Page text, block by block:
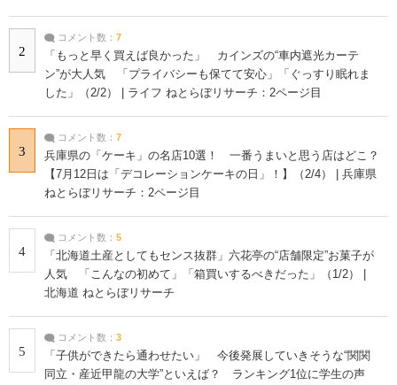
2
コメント数： 7
「もっと早く買えば良かった」 カインズの“車内遮光カーテ
ン”が大人気 「プライバシーも保てて安心」「ぐっすり眠れま
した」（2/2） | ライフ ねとらぼリサーチ：2ページ目
3
コメント数： 7
兵庫県の「ケーキ」の名店10選！ 一番うまいと思う店はどこ？
【7月12日は「デコレーションケーキの日」！】（2/4） | 兵庫県
ねとらぼリサーチ：2ページ目
4
コメント数： 5
「北海道土産としてもセンス抜群」六花亭の“店舗限定”お菓子が
人気 「こんなの初めて」「箱買いするべきだった」（1/2） |
北海道 ねとらぼリサーチ
5
コメント数： 3
「子供ができたら通わせたい」 今後発展していきそうな“関関
同立・産近甲龍の大学”といえば？ ランキング1位に学生の声